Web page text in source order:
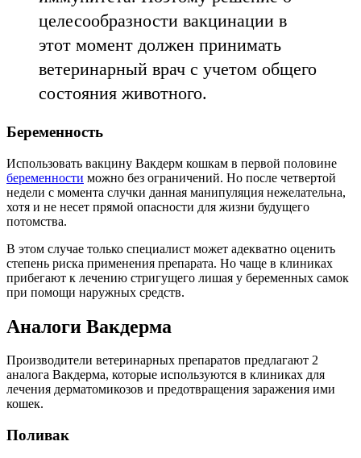
целесообразности вакцинации в
этот момент должен принимать
ветеринарный врач с учетом общего
состояния животного.
Беременность
Использовать вакцину Вакдерм кошкам в первой половине
беременности можно без ограничений. Но после четвертой
недели с момента случки данная манипуляция нежелательна,
хотя и не несет прямой опасности для жизни будущего
потомства.
В этом случае только специалист может адекватно оценить
степень риска применения препарата. Но чаще в клиниках
прибегают к лечению стригущего лишая у беременных самок
при помощи наружных средств.
Аналоги Вакдерма
Производители ветеринарных препаратов предлагают 2
аналога Вакдерма, которые используются в клиниках для
лечения дерматомикозов и предотвращения заражения ими
кошек.
Поливак